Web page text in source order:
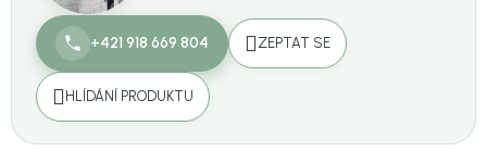
+421 918 669 804 ZEPTAT SE
HLÍDÁNÍ PRODUKTU